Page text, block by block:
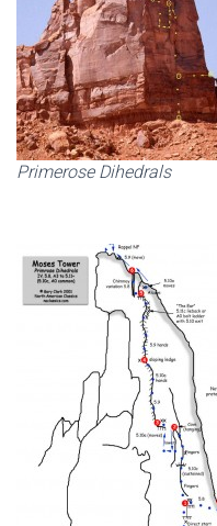
Primerose Dihedrals